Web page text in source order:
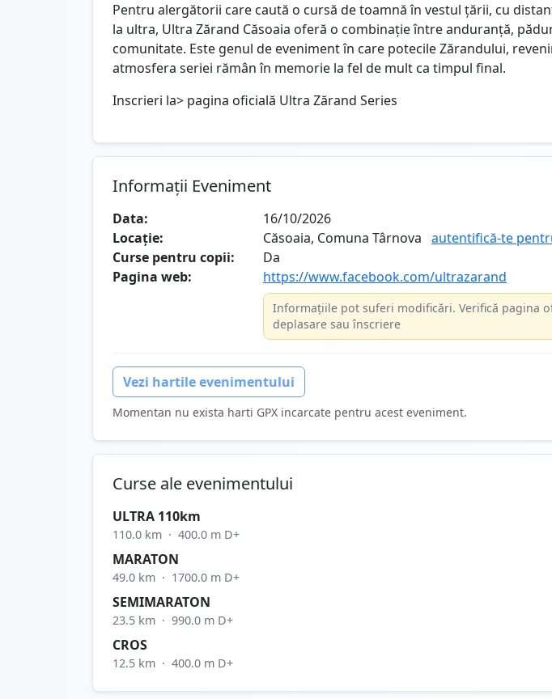
Pentru alergătorii care caută o cursă de toamnă în vestul țării, cu
la ultra, Ultra Zărand Căsoaia oferă o combinație între anduranță,
comunitate. Este genul de eveniment în care potecile Zărandului,
atmosfera seriei rămân în memorie la fel de mult ca timpul final.
Inscrieri la> pagina oficială Ultra Zărand Series
Informații Eveniment
Data:
16/10/2026
Locație:
Căsoaia, Comuna Târnova autentifică-te
Curse pentru copii:
Da
Pagina web:
https://www.facebook.com/ultrazarand
Informațiile pot suferi modificări. Verifică pagina
deplasare sau înscriere
Vezi hartile evenimentului
Momentan nu exista harti GPX incarcate pentru acest eveniment.
Curse ale evenimentului
ULTRA 110km
110.0 km · 400.0 m D+
MARATON
49.0 km · 1700.0 m D+
SEMIMARATON
23.5 km · 990.0 m D+
CROS
12.5 km · 400.0 m D+